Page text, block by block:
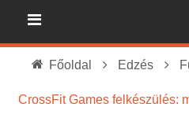
Főoldal Edzés
CrossFit Games felkészülés: